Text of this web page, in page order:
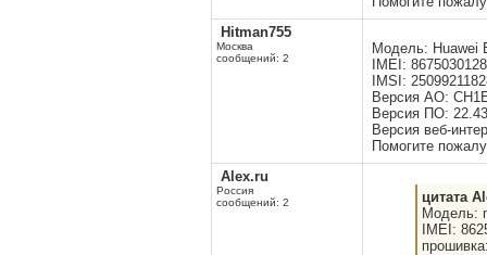
Hitman755
Москва
сообщений: 2
Модель: Huawei
IMEI:
IMSI:
Версия АО:
Версия ПО:
Версия веб-
Помогите
Alex.ru
Россия
сообщений: 2
цитата
Модель:
IMEI: